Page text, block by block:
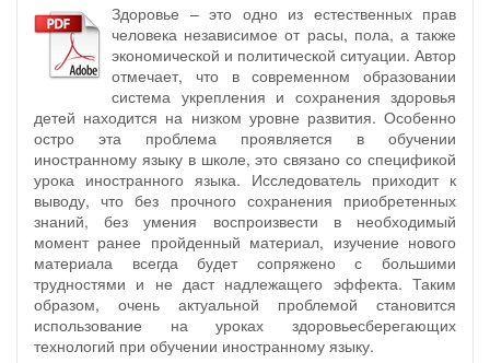
Здоровье – это одно из естественных прав
человека независимое от расы, пола, а также
экономической и политической ситуации. Автор
отмечает, что в современном образовании
система укрепления и сохранения здоровья
детей находится на низком уровне развития. Особенно
остро эта проблема проявляется в обучении
иностранному языку в школе, это связано со спецификой
урока иностранного языка. Исследователь приходит к
выводу, что без прочного сохранения приобретенных
знаний, без умения воспроизвести в необходимый
момент ранее пройденный материал, изучение нового
материала всегда будет сопряжено с большими
трудностями и не даст надлежащего эффекта. Таким
образом, очень актуальной проблемой становится
использование на уроках здоровьесберегающих
технологий при обучении иностранному языку.